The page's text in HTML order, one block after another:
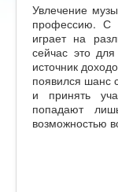
Увлечение
профессию. С
играет на
сейчас это
источник
появился шанс
и принять
попадают
возможностью